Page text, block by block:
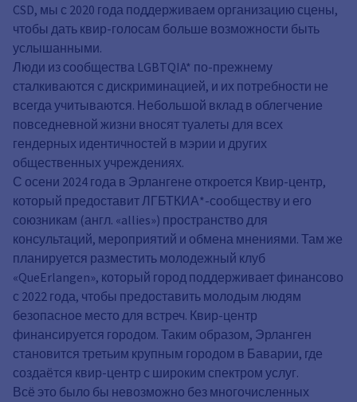
CSD, мы с 2020 года поддерживаем организацию сцены,
чтобы дать квир-голосам больше возможности быть
услышанными.
Люди из сообщества LGBTQIA* по-прежнему
сталкиваются с дискриминацией, и их потребности не
всегда учитываются. Небольшой вклад в облегчение
повседневной жизни вносят туалеты для всех
гендерных идентичностей в мэрии и других
общественных учреждениях.
С осени 2024 года в Эрлангене откроется Квир-центр,
который предоставит ЛГБТКИА*-сообществу и его
союзникам (англ. «allies») пространство для
консультаций, мероприятий и обмена мнениями. Там же
планируется разместить молодежный клуб
«QueErlangen», который город поддерживает финансово
с 2022 года, чтобы предоставить молодым людям
безопасное место для встреч. Квир-центр
финансируется городом. Таким образом, Эрланген
становится третьим крупным городом в Баварии, где
создаётся квир-центр с широким спектром услуг.
Всё это было бы невозможно без многочисленных